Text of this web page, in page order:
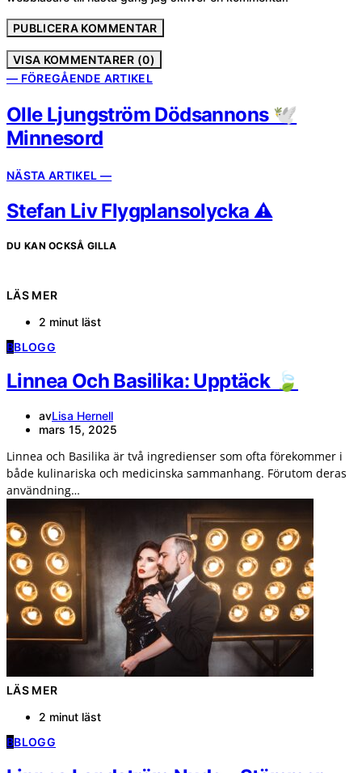
VISA KOMMENTARER (0)
— FÖREGÅENDE ARTIKEL
Olle Ljungström Dödsannons 🕊️
Minnesord
NÄSTA ARTIKEL —
Stefan Liv Flygplansolycka ⚠️
DU KAN OCKSÅ GILLA
LÄS MER
2 minut läst
BBLOGG
Linnea Och Basilika: Upptäck 🍃
avLisa Hernell
mars 15, 2025
Linnea och Basilika är två ingredienser som ofta förekommer i
både kulinariska och medicinska sammanhang. Förutom deras
användning…
LÄS MER
2 minut läst
BBLOGG